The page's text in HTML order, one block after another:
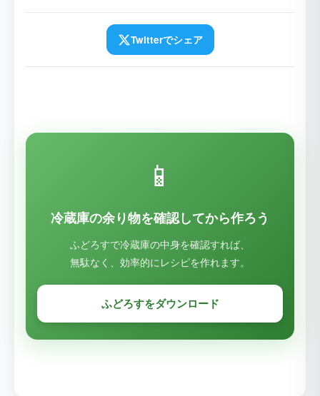
Twitterでシェア
📱
冷蔵庫の余り物を確認してから作ろう
ふどろすで冷蔵庫の中身を確認すれば、
無駄なく、効率的にレシピを作れます。
ふどろすをダウンロード